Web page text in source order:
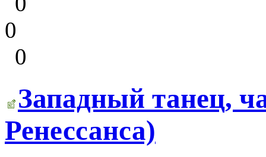
0
0
Западный танец,
Ренессанса)